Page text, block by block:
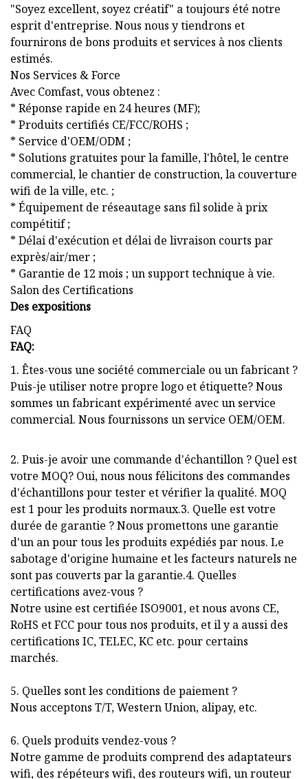
"Soyez excellent, soyez créatif" a toujours été notre
esprit d'entreprise. Nous nous y tiendrons et
fournirons de bons produits et services à nos clients
estimés.
Nos Services & Force
Avec Comfast, vous obtenez :
* Réponse rapide en 24 heures (MF);
* Produits certifiés CE/FCC/ROHS ;
* Service d'OEM/ODM ;
* Solutions gratuites pour la famille, l'hôtel, le centre
commercial, le chantier de construction, la couverture
wifi de la ville, etc. ;
* Équipement de réseautage sans fil solide à prix
compétitif ;
* Délai d'exécution et délai de livraison courts par
exprès/air/mer ;
* Garantie de 12 mois ; un support technique à vie.
Salon des Certifications
Des expositions
FAQ
FAQ:
1. Êtes-vous une société commerciale ou un fabricant ?
Puis-je utiliser notre propre logo et étiquette? Nous
sommes un fabricant expérimenté avec un service
commercial. Nous fournissons un service OEM/OEM.
2. Puis-je avoir une commande d'échantillon ? Quel est
votre MOQ? Oui, nous nous félicitons des commandes
d'échantillons pour tester et vérifier la qualité. MOQ
est 1 pour les produits normaux.3. Quelle est votre
durée de garantie ? Nous promettons une garantie
d'un an pour tous les produits expédiés par nous. Le
sabotage d'origine humaine et les facteurs naturels ne
sont pas couverts par la garantie.4. Quelles
certifications avez-vous ?
Notre usine est certifiée ISO9001, et nous avons CE,
RoHS et FCC pour tous nos produits, et il y a aussi des
certifications IC, TELEC, KC etc. pour certains
marchés.
5. Quelles sont les conditions de paiement ?
Nous acceptons T/T, Western Union, alipay, etc.
6. Quels produits vendez-vous ?
Notre gamme de produits comprend des adaptateurs
wifi, des répéteurs wifi, des routeurs wifi, un routeur